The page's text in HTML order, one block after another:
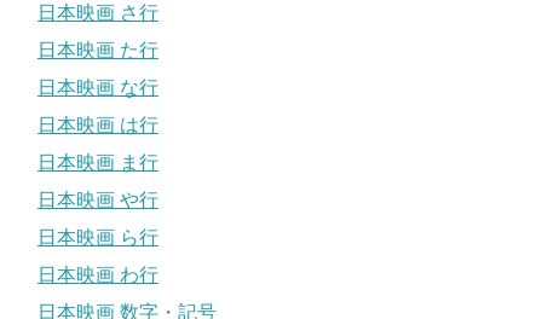
日本映画 さ行
日本映画 た行
日本映画 な行
日本映画 は行
日本映画 ま行
日本映画 や行
日本映画 ら行
日本映画 わ行
日本映画 数字・記号